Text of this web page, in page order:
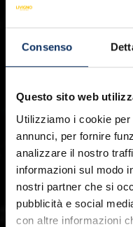
Consenso
Questo sito web
Utilizziamo i cookie
annunci, per fornire
analizzare il nostro
informazioni sul modo
nostri partner che si
pubblicità e social
con altre informazioni